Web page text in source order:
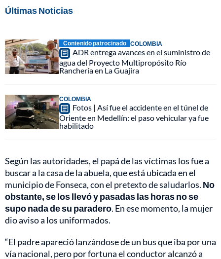
Últimas Noticias
Contenido patrocinado COLOMBIA
ADR entrega avances en el suministro de
agua del Proyecto Multipropósito Río
Ranchería en La Guajira
COLOMBIA
Fotos | Así fue el accidente en el túnel de
Oriente en Medellín: el paso vehicular ya fue
habilitado
Según las autoridades, el papá de las víctimas los fue a
buscar a la casa de la abuela, que está ubicada en el
municipio de Fonseca, con el pretexto de saludarlos. No
obstante, se los llevó y pasadas las horas no se
supo nada de su paradero. En ese momento, la mujer
dio aviso a los uniformados.
“El padre apareció lanzándose de un bus que iba por una
vía nacional, pero por fortuna el conductor alcanzó a